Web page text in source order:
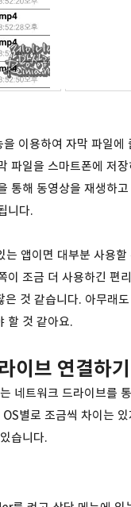
이용하여 자막 파일에
파일을 스마트폰에 저
통해 동영상을 재생하
니다.
는 앱이면 대부분 사용할
이 조금 더 사용하긴 편
것 같습니다. 아무래
할 것 같아요.
이브 연결하기
네트워크 드라이브를
별로 조금씩 차이는
습니다.